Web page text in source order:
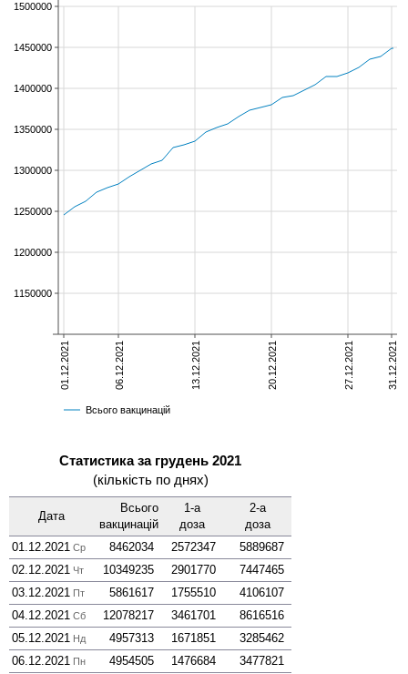
01.12.2021 06.12.2021 13.12.2021 20.12.2021 27.12.2021 31.12.2021
1150000
1200000
1250000
1300000
1350000
1400000
1450000
1500000
Всього вакцинацій
Статистика за грудень 2021
(кількість по днях)
Дата
Всього
вакцинацій
1-а
доза
2-а
доза
01.12.2021 Ср 8462034 2572347
5889687
02.12.2021 Чт 10349235 2901770
7447465
03.12.2021 Пт 5861617 1755510
4106107
04.12.2021 Сб 12078217 3461701
8616516
05.12.2021 Нд 4957313 1671851
3285462
06.12.2021 Пн 4954505 1476684
3477821